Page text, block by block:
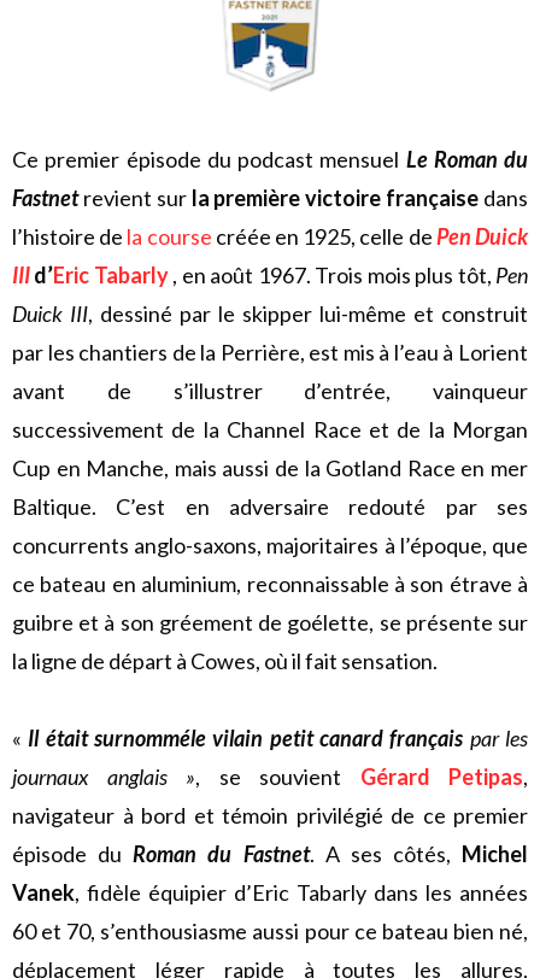
Ce premier épisode du podcast mensuel Le Roman du
Fastnetrevient sur la première victoire française dans
l’histoire de la course créée en 1925, celle dePen Duick
IIId’Eric Tabarly, en août 1967. Trois mois plus tôt, Pen
Duick III, dessiné par le skipper lui-même et construit
par les chantiers de la Perrière, est mis à l’eau à Lorient
avant de s’illustrer d’entrée, vainqueur
successivement de la Channel Race et de la Morgan
Cup en Manche, mais aussi de la Gotland Race en mer
Baltique. C’est en adversaire redouté par ses
concurrents anglo-saxons, majoritaires à l’époque, que
ce bateau en aluminium, reconnaissable à son étrave à
guibre et à son gréement de goélette, se présente sur
la ligne de départ à Cowes, où il fait sensation.
« Il était surnomméle vilain petit canard français par les
journaux anglais », se souvient Gérard Petipas,
navigateur à bord et témoin privilégié de ce premier
épisode duRoman du Fastnet. A ses côtés, Michel
Vanek, fidèle équipier d’Eric Tabarly dans les années
60 et 70, s’enthousiasme aussi pour ce bateau bien né,
déplacement léger rapide à toutes les allures,